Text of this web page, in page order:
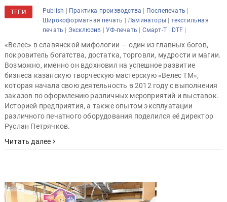
ТЕГИ Publish | Практика производства | Послепечать |
Широкоформатная печать |Ламинаторы | текстильная
печать | Эксклюзив |УФ-печать | Смарт-Т | DTF |
«Велес» в славянской мифологии — один из главных богов,
покровитель богатства, достатка, торговли, мудрости и магии.
Возможно, именно он вдохновил на успешное развитие
бизнеса казанскую творческую мастерскую «Велес ТМ»,
которая начала свою деятельность в 2012 году с выполнения
заказов по оформлению различных мероприятий и выставок.
Историей предприятия, а также опытом эксплуатации
различного печатного оборудования поделился её директор
Руслан Петрячков.
Читать далее